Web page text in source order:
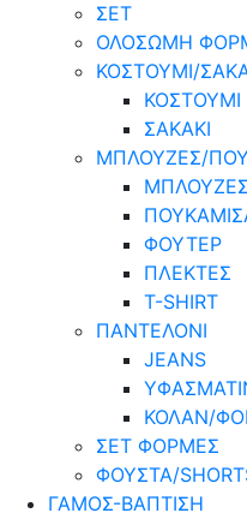
ΣΕΤ
ΟΛΟΣΩΜΗ
ΚΟΣΤΟΥΜΙ/
ΚΟΣΤΟΥΜΙ
ΣΑΚΑΚΙ
ΜΠΛΟΥΖΕΣ/
ΜΠΛΟΥΖΕΣ
ΦΟΥΤΕΡ
ΠΛΕΚΤΕΣ
T-SHIRT
ΠΑΝΤΕΛΟΝΙ
JEANS
ΚΟΛΑΝ/
ΣΕΤ ΦΟΡΜΕΣ
ΦΟΥΣΤΑ/
ΓΑΜΟΣ-ΒΑΠΤΙΣΗ